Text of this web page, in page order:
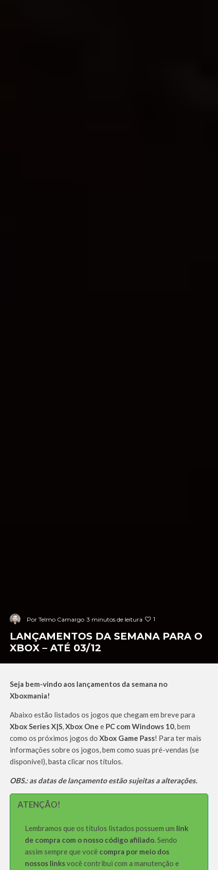
Por Telmo Camargo 3 minutos de leitura 1
LANÇAMENTOS DA SEMANA PARA O
XBOX – ATÉ 03/12
Seja bem-vindo aos lançamentos da semana no
Xboxmania!
Abaixo estão listados os jogos que chegam em breve para
Xbox Series X|S,Xbox One e PC com Windows 10, bem
como os próximos jogos do Xbox Game Pass! Para ter mais
informações sobre os jogos, bem como suas pré-vendas (se
disponível), basta clicar nos títulos.
OBS.: as datas de lançamento estão sujeitas a alterações.
ATENÇÃO!
Lembramos que os títulos listados possuem um link
de compra com o nosso código afiliado. Sendo
assim sempre que você compra por meio dos
nossos linksvocê contribui com a manutenção e